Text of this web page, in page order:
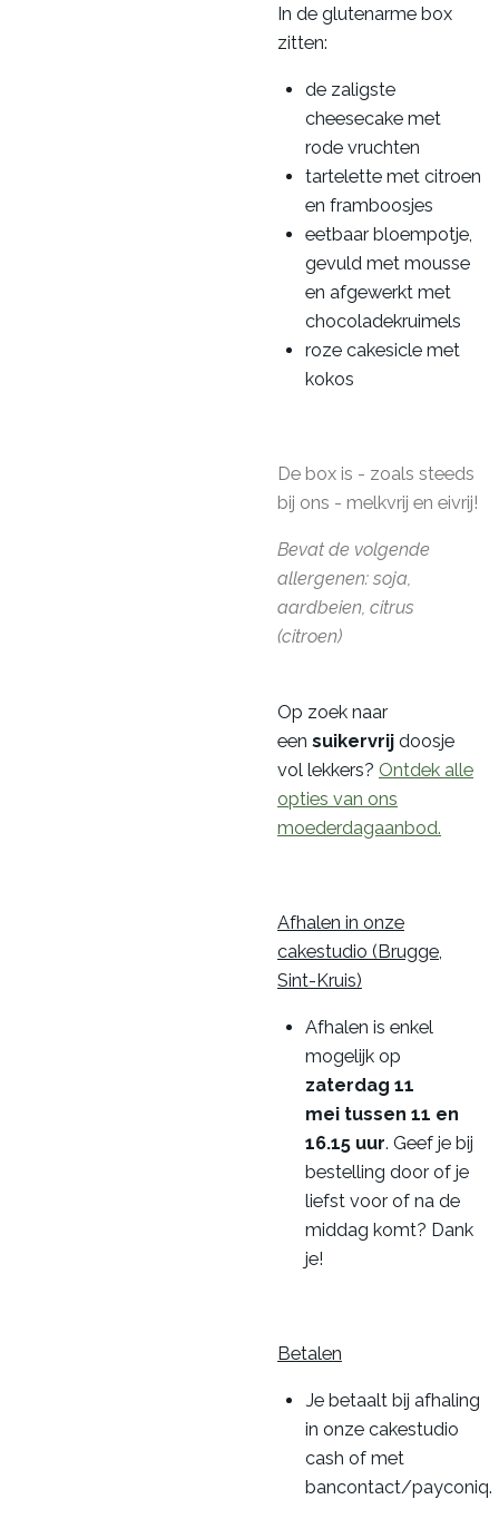
In de glutenarme box
zitten:
de zaligste
cheesecake met
rode vruchten
tartelette met citroen
en framboosjes
eetbaar bloempotje,
gevuld met mousse
en afgewerkt met
chocoladekruimels
roze cakesicle met
kokos
De box is - zoals steeds
bij ons - melkvrij en eivrij!
Bevat de volgende
allergenen: soja,
aardbeien, citrus
(citroen)
Op zoek naar
een suikervrij doosje
vol lekkers? Ontdek alle
opties van ons
moederdagaanbod.
Afhalen in onze
cakestudio (Brugge,
Sint-Kruis)
Afhalen is enkel
mogelijk op
zaterdag 11
meitussen 11 en
16.15 uur. Geef je bij
bestelling door of je
liefst voor of na de
middag komt? Dank
je!
Betalen
Je betaalt bij afhaling
in onze cakestudio
cash of met
bancontact/payconiq.